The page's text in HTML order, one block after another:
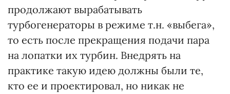
продолжают вырабатывать
турбогенераторы в режиме т.н. «выбега»,
то есть после прекращения подачи пара
на лопатки их турбин. Внедрять на
практике такую идею должны были те,
кто ее и проектировал, но никак не